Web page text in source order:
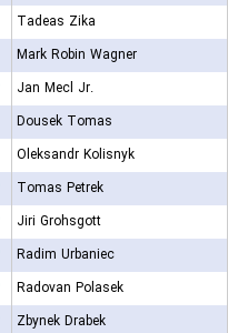
Tadeas Zika
Mark Robin Wagner
Jan Mecl Jr.
Dousek Tomas
Oleksandr Kolisnyk
Tomas Petrek
Jiri Grohsgott
Radim Urbaniec
Radovan Polasek
Zbynek Drabek